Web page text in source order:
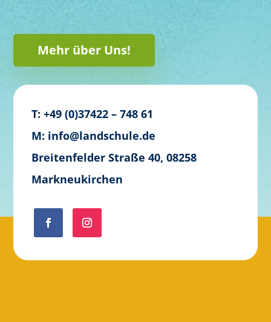
Mehr über Uns!
T: +49 (0)37422 – 748 61
M: info@landschule.de
Breitenfelder Straße 40, 08258
Markneukirchen